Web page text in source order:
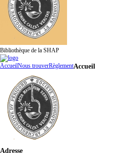
Bibliothèque de la SHAP
AccueilNous trouverRèglementAccueil
Adresse